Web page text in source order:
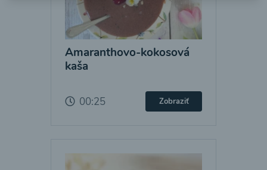
Amaranthovo-kokosová
kaša
00:25 Zobraziť